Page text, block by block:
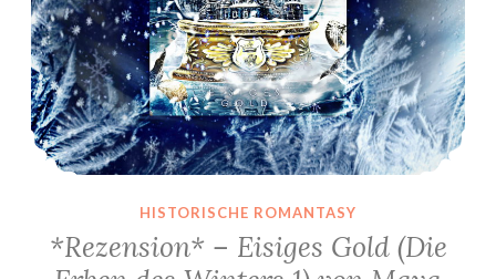
HISTORISCHE ROMANTASY
*Rezension* – Eisiges Gold (Die